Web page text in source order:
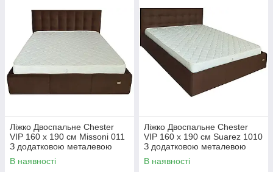
Ліжко Двоспальне Chester
VIP 160 х 190 см Missoni 011
З додатковою металевою
цільнозварною рамою
Темно-коричневий
В наявності
Ліжко Двоспальне Chester
VIP 160 х 190 см Suarez 1010
З додатковою металевою
цільнозварною рамою
Коричневий
В наявності